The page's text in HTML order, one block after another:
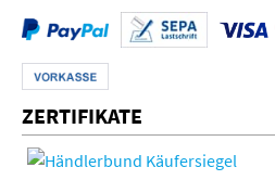
ZERTIFIKATE